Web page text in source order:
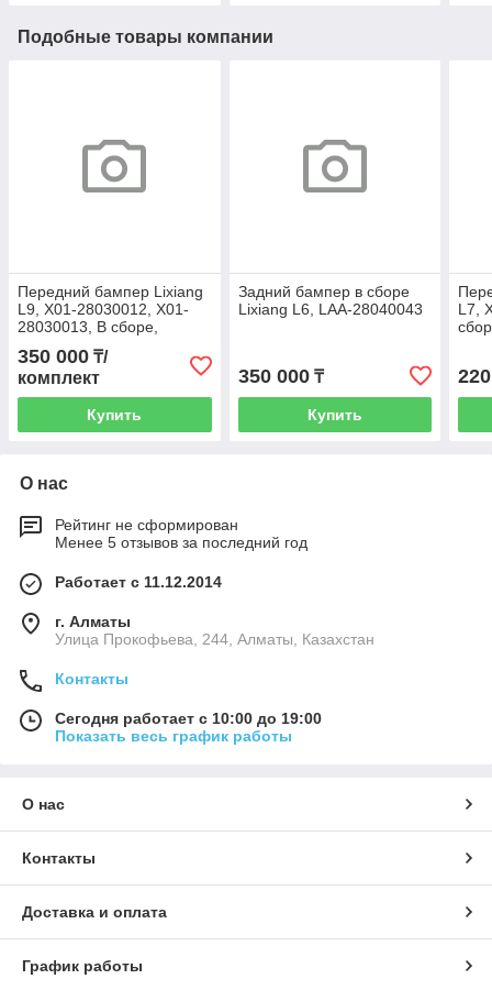
Подобные товары компании
Передний бампер Lixiang
L9, X01-28030012, X01-
28030013, В сборе,
350 000 ₸/
комплект
Купить
Задний бампер в сборе
Lixiang L6, LAA-28040043
350 000₸
Купить
L7,
О нас
Рейтинг не сформирован
Менее 5 отзывов за последний год
Работает с 11.12.2014
г. Алматы
​Улица Прокофьева, 244, Алматы, Казахстан
Контакты
Сегодня работает с 10:00 до 19:00
Показать весь график работы
О нас
Контакты
Доставка и оплата
График работы